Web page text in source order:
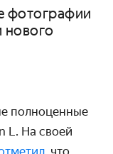
фотографии
нового
полноценные
L. На своей
, что